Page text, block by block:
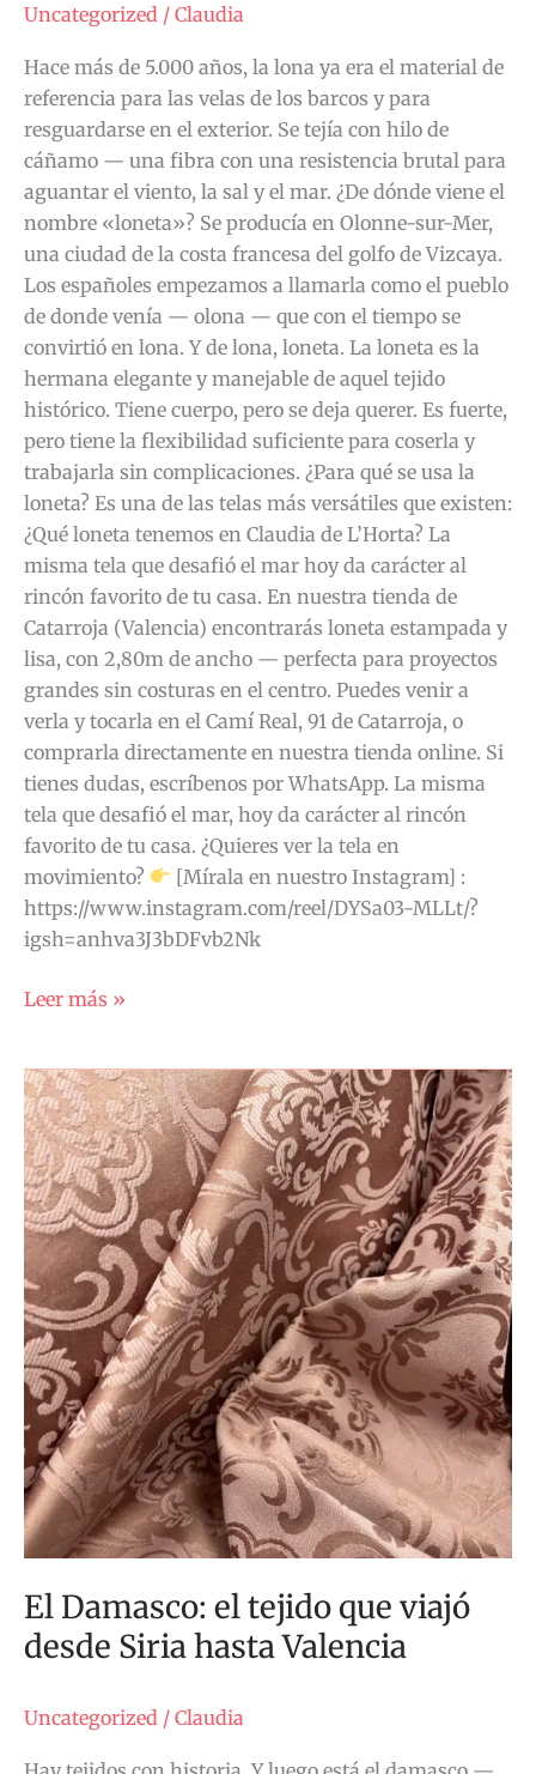
Uncategorized / Claudia
Hace más de 5.000 años, la lona ya era el material de
referencia para las velas de los barcos y para
resguardarse en el exterior. Se tejía con hilo de
cáñamo — una fibra con una resistencia brutal para
aguantar el viento, la sal y el mar. ¿De dónde viene el
nombre «loneta»? Se producía en Olonne-sur-Mer,
una ciudad de la costa francesa del golfo de Vizcaya.
Los españoles empezamos a llamarla como el pueblo
de donde venía — olona — que con el tiempo se
convirtió en lona. Y de lona, loneta. La loneta es la
hermana elegante y manejable de aquel tejido
histórico. Tiene cuerpo, pero se deja querer. Es fuerte,
pero tiene la flexibilidad suficiente para coserla y
trabajarla sin complicaciones. ¿Para qué se usa la
loneta? Es una de las telas más versátiles que existen:
¿Qué loneta tenemos en Claudia de L’Horta? La
misma tela que desafió el mar hoy da carácter al
rincón favorito de tu casa. En nuestra tienda de
Catarroja (Valencia) encontrarás loneta estampada y
lisa, con 2,80m de ancho — perfecta para proyectos
grandes sin costuras en el centro. Puedes venir a
verla y tocarla en el Camí Real, 91 de Catarroja, o
comprarla directamente en nuestra tienda online. Si
tienes dudas, escríbenos por WhatsApp. La misma
tela que desafió el mar, hoy da carácter al rincón
favorito de tu casa. ¿Quieres ver la tela en
movimiento?
[Mírala en nuestro Instagram] :
https://www.instagram.com/reel/DYSa03-MLLt/?
igsh=anhva3J3bDFvb2Nk
Leer más »
El Damasco: el tejido que viajó
desde Siria hasta Valencia
Uncategorized / Claudia
El
Damasco:
el
tejido
que
viajó
desde
Siria
hasta
Valencia